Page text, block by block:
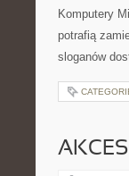
Komputery
potrafią
sloganów